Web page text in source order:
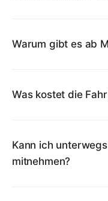
Warum gibt es ab
Was kostet die
Kann ich
mitnehmen?